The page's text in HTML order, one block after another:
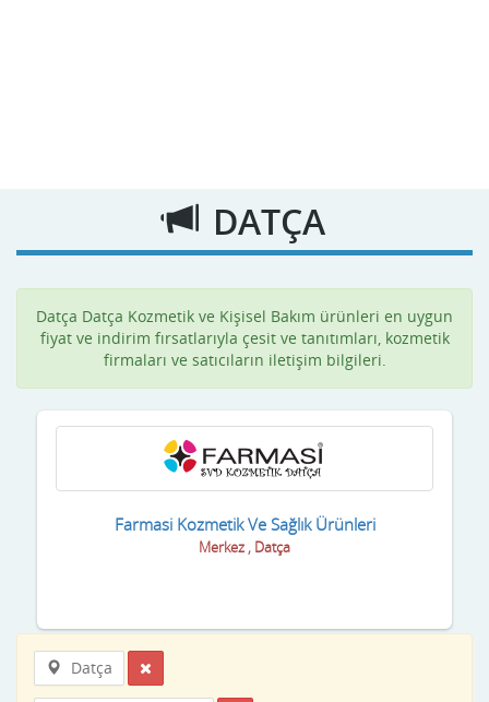
DATÇA
Datça Datça Kozmetik ve Kişisel Bakım ürünleri en uygun
fiyat ve indirim fırsatlarıyla çesit ve tanıtımları, kozmetik
firmaları ve satıcıların iletişim bilgileri.
Farmasi Kozmetik Ve Sağlık Ürünleri
Merkez , Datça
Datça